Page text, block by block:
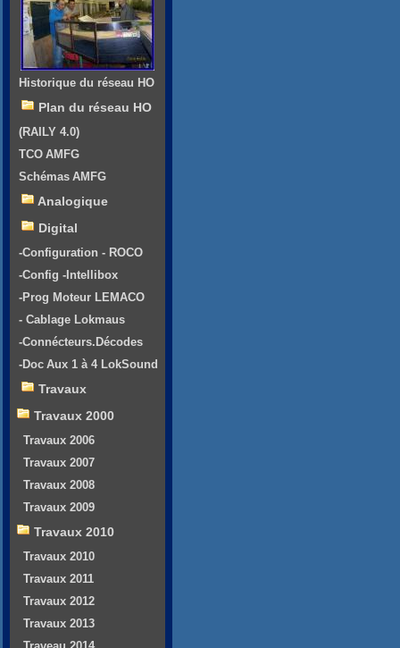
Historique du réseau HO
Plan du réseau HO
(RAILY 4.0)
TCO AMFG
Schémas AMFG
Analogique
Digital
-Configuration - ROCO
-Config -Intellibox
-Prog Moteur LEMACO
- Cablage Lokmaus
-Connécteurs.Décodes
-Doc Aux 1 à 4 LokSound
Travaux
Travaux 2000
Travaux 2006
Travaux 2007
Travaux 2008
Travaux 2009
Travaux 2010
Travaux 2010
Travaux 2011
Travaux 2012
Travaux 2013